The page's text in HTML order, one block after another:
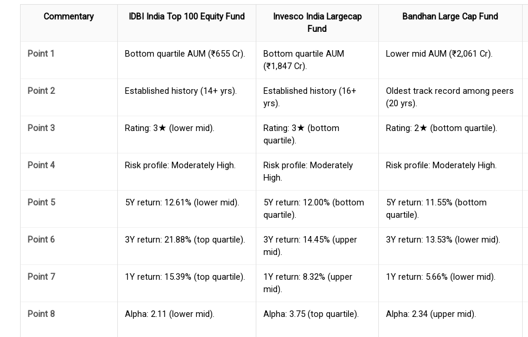
Commentary IDBI India Top 100 Equity Fund
Invesco India Largecap
Fund
Bandhan Large Cap Fund
Point 1 Bottom quartile AUM (₹655 Cr).
Bottom quartile AUM
(₹1,847 Cr).
Lower mid AUM (₹2,061 Cr).
Point 2 Established history (14+ yrs).
Established history (16+
yrs).
Oldest track record among peers
(20 yrs).
Point 3 Rating: 3★ (lower mid).
Rating: 3★ (bottom
quartile).
Rating: 2★ (bottom quartile).
Point 4 Risk profile: Moderately High.
Risk profile: Moderately
High.
Risk profile: Moderately High.
Point 5 5Y return: 12.61% (lower mid).
5Y return: 12.00% (bottom
quartile).
5Y return: 11.55% (bottom
quartile).
Point 6 3Y return: 21.88% (top quartile).
3Y return: 14.45% (upper
mid).
3Y return: 13.53% (lower mid).
Point 7 1Y return: 15.39% (top quartile).
1Y return: 8.32% (upper
mid).
1Y return: 5.66% (lower mid).
Point 8 Alpha: 2.11 (lower mid). Alpha: 3.75 (top quartile). Alpha: 2.34 (upper mid).